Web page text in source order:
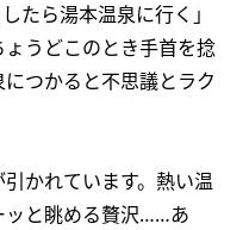
たら湯本温泉に行く」
うどこのとき手首を捻
つかると不思議とラク
かれています。熱い温
ッと眺める贅沢……あ